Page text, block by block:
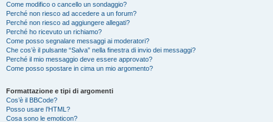
Come modifico o cancello un sondaggio?
Perché non riesco ad accedere a un forum?
Perché non riesco ad aggiungere allegati?
Perché ho ricevuto un richiamo?
Come posso segnalare messaggi ai moderatori?
Che cos’è il pulsante “Salva” nella finestra di invio dei messaggi?
Perché il mio messaggio deve essere approvato?
Come posso spostare in cima un mio argomento?
Formattazione e tipi di argomenti
Cos’è il BBCode?
Posso usare l’HTML?
Cosa sono le emoticon?